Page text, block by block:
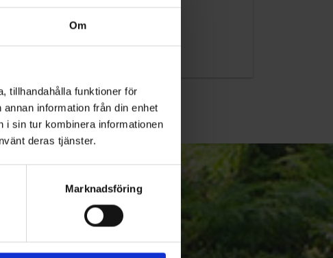
Om
tillhandahålla funktioner för
information från din enhet
i sin tur kombinera informationen
deras tjänster.
Marknadsföring
KUNDTJÄNST
010-45 00 200​